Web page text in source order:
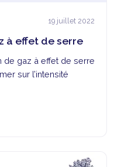
19 juillet 2022
à effet de serre
de gaz à effet de serre
sur l’intensité